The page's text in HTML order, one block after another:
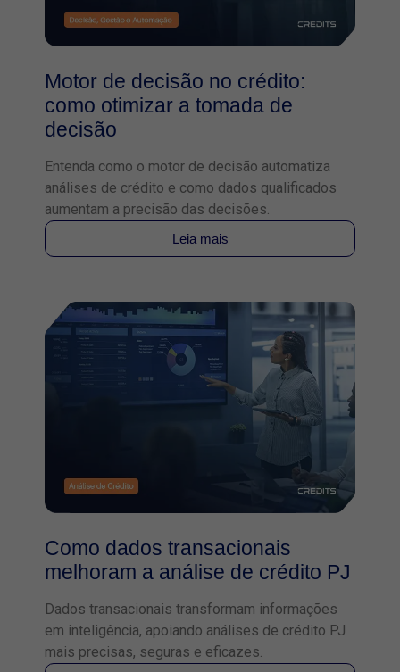
Motor de decisão no crédito:
como otimizar a tomada de
decisão
Entenda como o motor de decisão automatiza
análises de crédito e como dados qualificados
aumentam a precisão das decisões.
Leia mais
Como dados transacionais
melhoram a análise de crédito PJ
Dados transacionais transformam informações
em inteligência, apoiando análises de crédito PJ
mais precisas, seguras e eficazes.